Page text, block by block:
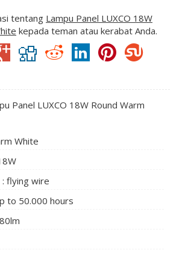
tentang Lampu Panel LUXCO 18W
kepada teman atau kerabat Anda.
Panel LUXCO 18W Round Warm
White
: flying wire
to 50.000 hours